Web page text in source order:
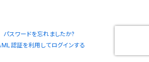
パスワードを忘れましたか?
認証を利用してログインする